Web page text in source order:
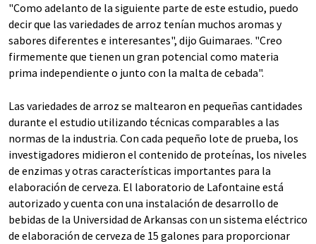
"Como adelanto de la siguiente parte de este estudio, puedo
decir que las variedades de arroz tenían muchos aromas y
sabores diferentes e interesantes", dijo Guimaraes. "Creo
firmemente que tienen un gran potencial como materia
prima independiente o junto con la malta de cebada".
Las variedades de arroz se maltearon en pequeñas cantidades
durante el estudio utilizando técnicas comparables a las
normas de la industria. Con cada pequeño lote de prueba, los
investigadores midieron el contenido de proteínas, los niveles
de enzimas y otras características importantes para la
elaboración de cerveza. El laboratorio de Lafontaine está
autorizado y cuenta con una instalación de desarrollo de
bebidas de la Universidad de Arkansas con un sistema eléctrico
de elaboración de cerveza de 15 galones para proporcionar